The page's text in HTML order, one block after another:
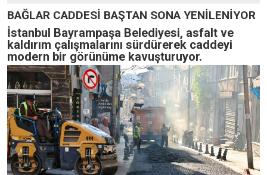
BAĞLAR CADDESİ BAŞTAN SONA YENİLENİYOR
İstanbul Bayrampaşa Belediyesi, asfalt ve
kaldırım çalışmalarını sürdürerek caddeyi
modern bir görünüme kavuşturuyor.